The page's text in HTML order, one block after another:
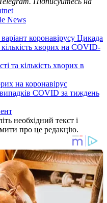
News
коронавірусу Цикада
кількість хворих на COVID-
та кількість хворих в
на коронавірус
випадків COVID за тиждень
необхідний текст і
про це редакцію.